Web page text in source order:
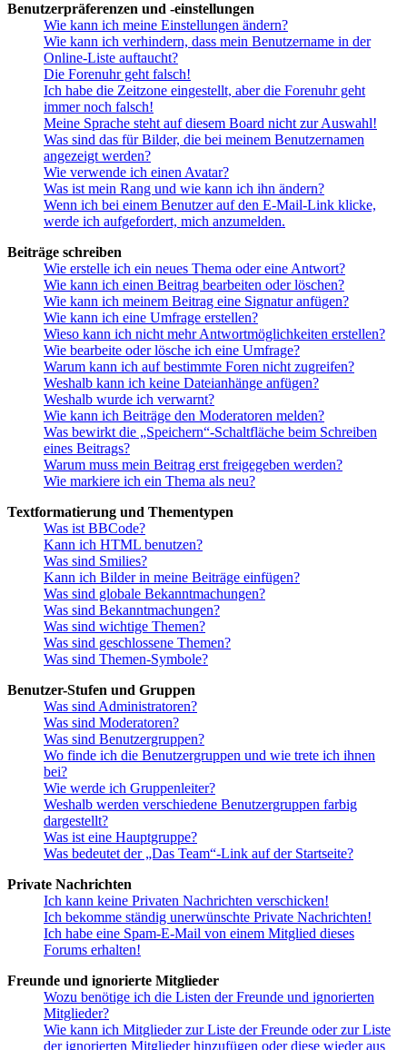
Benutzerpräferenzen und -einstellungen
Wie kann ich meine Einstellungen ändern?
Wie kann ich verhindern, dass mein Benutzername in der
Online-Liste auftaucht?
Die Forenuhr geht falsch!
Ich habe die Zeitzone eingestellt, aber die Forenuhr geht
immer noch falsch!
Meine Sprache steht auf diesem Board nicht zur Auswahl!
Was sind das für Bilder, die bei meinem Benutzernamen
angezeigt werden?
Wie verwende ich einen Avatar?
Was ist mein Rang und wie kann ich ihn ändern?
Wenn ich bei einem Benutzer auf den E-Mail-Link klicke,
werde ich aufgefordert, mich anzumelden.
Beiträge schreiben
Wie erstelle ich ein neues Thema oder eine Antwort?
Wie kann ich einen Beitrag bearbeiten oder löschen?
Wie kann ich meinem Beitrag eine Signatur anfügen?
Wie kann ich eine Umfrage erstellen?
Wieso kann ich nicht mehr Antwortmöglichkeiten erstellen?
Wie bearbeite oder lösche ich eine Umfrage?
Warum kann ich auf bestimmte Foren nicht zugreifen?
Weshalb kann ich keine Dateianhänge anfügen?
Weshalb wurde ich verwarnt?
Wie kann ich Beiträge den Moderatoren melden?
Was bewirkt die „Speichern“-Schaltfläche beim Schreiben
eines Beitrags?
Warum muss mein Beitrag erst freigegeben werden?
Wie markiere ich ein Thema als neu?
Textformatierung und Thementypen
Was ist BBCode?
Kann ich HTML benutzen?
Was sind Smilies?
Kann ich Bilder in meine Beiträge einfügen?
Was sind globale Bekanntmachungen?
Was sind Bekanntmachungen?
Was sind wichtige Themen?
Was sind geschlossene Themen?
Was sind Themen-Symbole?
Benutzer-Stufen und Gruppen
Was sind Administratoren?
Was sind Moderatoren?
Was sind Benutzergruppen?
Wo finde ich die Benutzergruppen und wie trete ich ihnen
bei?
Wie werde ich Gruppenleiter?
Weshalb werden verschiedene Benutzergruppen farbig
dargestellt?
Was ist eine Hauptgruppe?
Was bedeutet der „Das Team“-Link auf der Startseite?
Private Nachrichten
Ich kann keine Privaten Nachrichten verschicken!
Ich bekomme ständig unerwünschte Private Nachrichten!
Ich habe eine Spam-E-Mail von einem Mitglied dieses
Forums erhalten!
Freunde und ignorierte Mitglieder
Wozu benötige ich die Listen der Freunde und ignorierten
Mitglieder?
Wie kann ich Mitglieder zur Liste der Freunde oder zur Liste
der ignorierten Mitglieder hinzufügen oder diese wieder aus